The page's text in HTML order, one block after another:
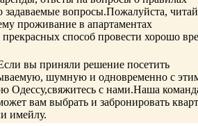
задаваемые вопросы.Пожалуйста,
проживание в апартаментах
способ провести хорошо
вы приняли решение посетить
шумную и одновременно с
с нами.Наша
вам выбрать и забронировать
имейлу.